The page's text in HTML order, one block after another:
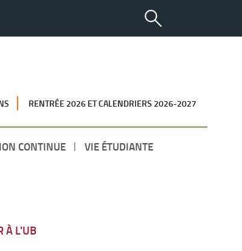
RENTRÉE 2026 ET CALENDRIERS 2026-2027
CONTINUE VIE ÉTUDIANTE
À L'UB